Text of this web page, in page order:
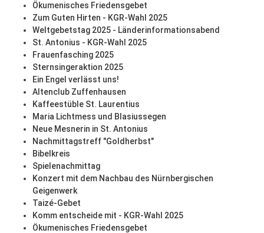
Ökumenisches Friedensgebet
Zum Guten Hirten - KGR-Wahl 2025
Weltgebetstag 2025 - Länderinformationsabend
St. Antonius - KGR-Wahl 2025
Frauenfasching 2025
Sternsingeraktion 2025
Ein Engel verlässt uns!
Altenclub Zuffenhausen
Kaffeestüble St. Laurentius
Maria Lichtmess und Blasiussegen
Neue Mesnerin in St. Antonius
Nachmittagstreff "Goldherbst"
Bibelkreis
Spielenachmittag
Konzert mit dem Nachbau des Nürnbergischen
Geigenwerk
Taizé-Gebet
Komm entscheide mit - KGR-Wahl 2025
Ökumenisches Friedensgebet